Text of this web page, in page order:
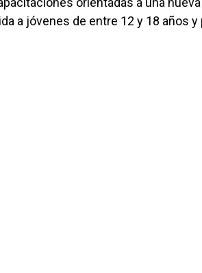
a jóvenes de entre 12 y 18 años